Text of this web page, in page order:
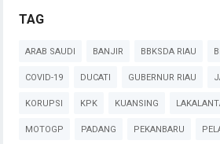
TAG
ARAB SAUDI BANJIR BBKSDA RIAU
COVID-19 DUCATI GUBERNUR RIAU
KORUPSI KPK KUANSING
MOTOGP PADANG PEKANBARU